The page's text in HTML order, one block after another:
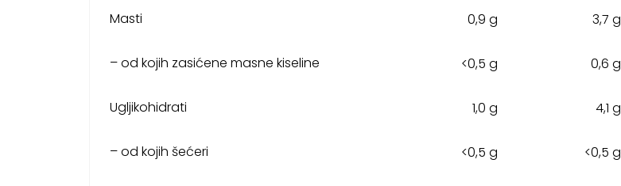
Masti 0,9 g 3,7 g
– od kojih zasićene masne kiseline <0,5 g 0,6 g
Ugljikohidrati 1,0 g 4,1 g
– od kojih šećeri <0,5 g <0,5 g